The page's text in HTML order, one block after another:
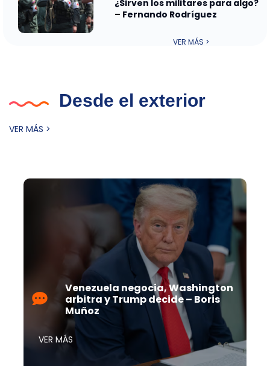
¿Sirven los militares para algo?
– Fernando Rodríguez
VER MÁS >
Desde el exterior
VER MÁS
Venezuela negocia, Washington
arbitra y Trump decide – Boris
Muñoz
VER MÁS